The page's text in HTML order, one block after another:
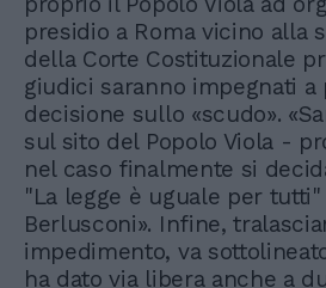
presidio a Roma vicino alla
della Corte Costituzionale
giudici saranno impegnati a
decisione sullo «scudo».
sul sito del Popolo Viola -
nel caso finalmente si
"La legge è uguale per
Berlusconi». Infine,
impedimento, va
ha dato via libera anche a